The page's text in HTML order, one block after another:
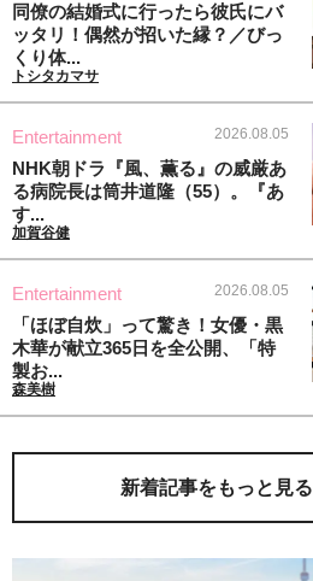
同僚の結婚式に行ったら彼氏にバ
ッタリ！偶然が招いた縁？／びっ
くり体...
トシタカマサ
Entertainment 2026.08.05
NHK朝ドラ『風、薫る』の威厳あ
る病院長は筒井道隆（55）。『あ
す...
加賀谷健
Entertainment 2026.08.05
「ほぼ自炊」って驚き！女優・黒
木華が献立365日を全公開、「特
製お...
森美樹
新着記事をもっと見る